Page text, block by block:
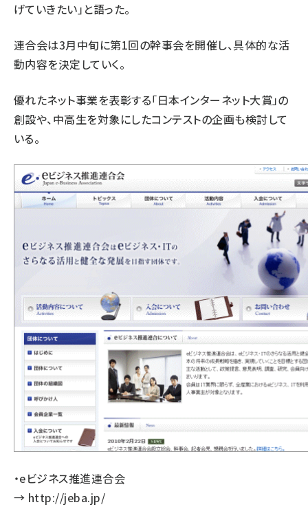
げていきたい」と語った。
連合会は3月中旬に第1回の幹事会を開催し、具体的な活
動内容を決定していく。
優れたネット事業を表彰する「日本インターネット大賞」の
創設や、中高生を対象にしたコンテストの企画も検討して
いる。
・eビジネス推進連合会
→ http://jeba.jp/